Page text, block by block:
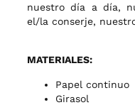
nuestro día a día,
el/la conserje,
MATERIALES:
Papel continuo
Girasol